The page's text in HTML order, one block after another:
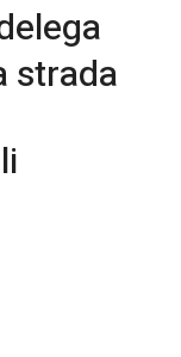
strada